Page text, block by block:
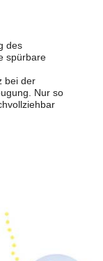
des
spürbare
bei der
Nur so